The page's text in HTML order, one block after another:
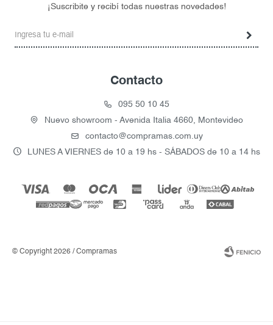
Contacto
095 50 10 45
Nuevo showroom - Avenida Italia 4660, Montevideo
contacto@compramas.com.uy
LUNES A VIERNES de 10 a 19 hs - SÁBADOS de 10 a 14 hs
¡Suscribite y recibí todas nuestras novedades!
© Copyright 2026 / Compramas